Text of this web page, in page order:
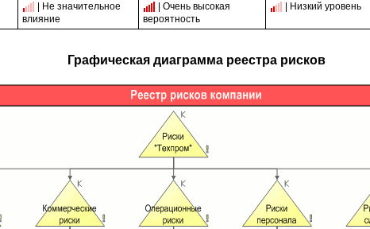
| Не значительное
влияние
| Очень высокая
вероятность
| Низкий уровень
Графическая диаграмма реестра рисков